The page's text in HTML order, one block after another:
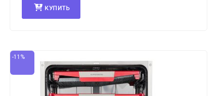
КУПИТЬ
-11%